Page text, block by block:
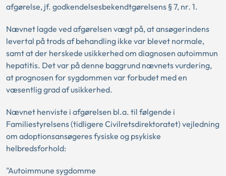
afgørelse, jf. godkendelsesbekendtgørelsens § 7, nr. 1.
Nævnet lagde ved afgørelsen vægt på, at ansøgerindens
levertal på trods af behandling ikke var blevet normale,
samt at der herskede usikkerhed om diagnosen autoimmun
hepatitis. Det var på denne baggrund nævnets vurdering,
at prognosen for sygdommen var forbudet med en
væsentlig grad af usikkerhed.
Nævnet henviste i afgørelsen bl.a. til følgende i
Familiestyrelsens (tidligere Civilretsdirektoratet) vejledning
om adoptionsansøgeres fysiske og psykiske
helbredsforhold:
"Autoimmune sygdomme